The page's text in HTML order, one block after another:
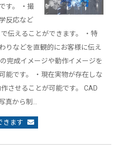
す。 ・撮
反応など
伝えることができます。 ・特
りなどを直観的にお客様に伝え
完成イメージや動作イメージを
能です。 ・現在実物が存在しな
させることが可能です。 CAD
真から制…
きます